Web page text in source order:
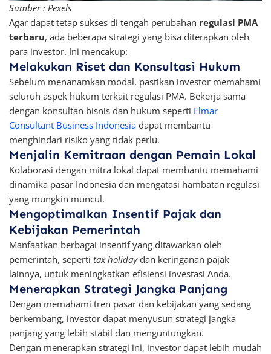
Sumber : Pexels
Agar dapat tetap sukses di tengah perubahan regulasi PMA
terbaru, ada beberapa strategi yang bisa diterapkan oleh
para investor. Ini mencakup:
Melakukan Riset dan Konsultasi Hukum
Sebelum menanamkan modal, pastikan investor memahami
seluruh aspek hukum terkait regulasi PMA. Bekerja sama
dengan konsultan bisnis dan hukum seperti Elmar
Consultant Business Indonesiadapat membantu
menghindari risiko yang tidak perlu.
Menjalin Kemitraan dengan Pemain Lokal
Kolaborasi dengan mitra lokal dapat membantu memahami
dinamika pasar Indonesia dan mengatasi hambatan regulasi
yang mungkin muncul.
Mengoptimalkan Insentif Pajak dan
Kebijakan Pemerintah
Manfaatkan berbagai insentif yang ditawarkan oleh
pemerintah, seperti tax holidaydan keringanan pajak
lainnya, untuk meningkatkan efisiensi investasi Anda.
Menerapkan Strategi Jangka Panjang
Dengan memahami tren pasar dan kebijakan yang sedang
berkembang, investor dapat menyusun strategi jangka
panjang yang lebih stabil dan menguntungkan.
Dengan menerapkan strategi ini, investor dapat lebih mudah